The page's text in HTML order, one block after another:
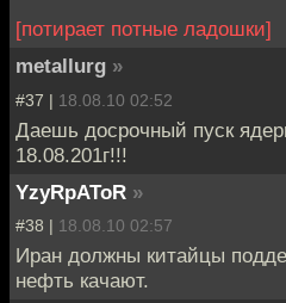
[потирает потные ладошки]
metallurg »
#37 | 18.08.10 02:52
Даешь досрочный пуск
18.08.201г!!!
YzyRpAToR »
#38 | 18.08.10 02:57
Иран должны китайцы
нефть качают.